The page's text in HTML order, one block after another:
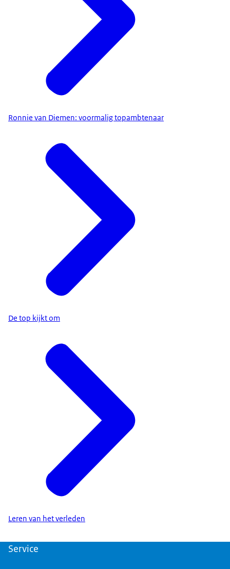
Ronnie van Diemen: voormalig topambtenaar
De top kijkt om
Leren van het verleden
Service